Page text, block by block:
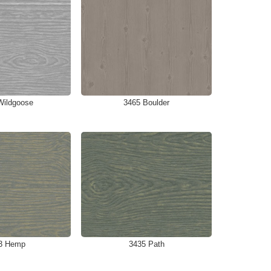
3465 Boulder
Hemp 3435 Path